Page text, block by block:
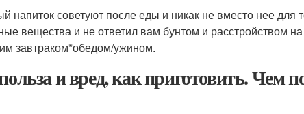
напиток советуют после еды и никак не вместо нее для
вещества и не ответил вам бунтом и расстройством
завтраком*обедом/ужином.
и вред, как приготовить. Чем